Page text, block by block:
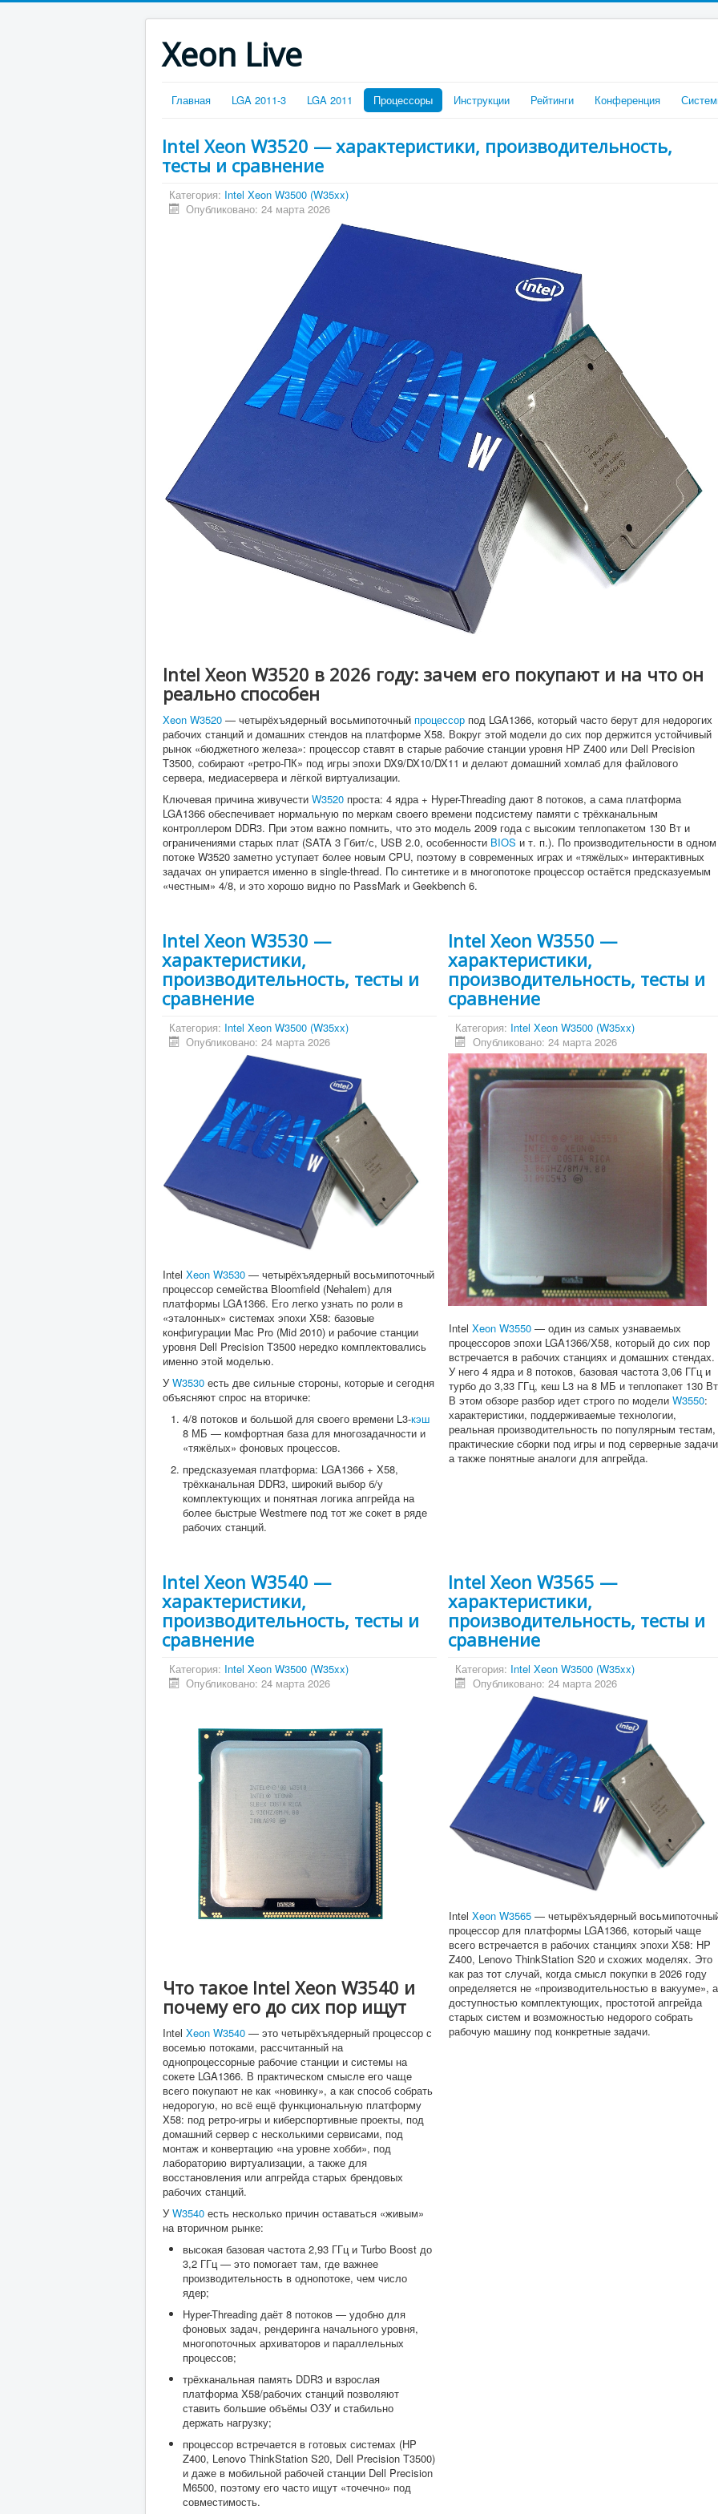
Xeon Live
Главная LGA 2011-3 LGA 2011 Процессоры Инструкции Рейтинги Конференция
Intel Xeon W3520 — характеристики, производительность,
тесты и сравнение
Категория: Intel Xeon W3500 (W35xx)
Опубликовано: 24 марта 2026
Intel Xeon W3520 в 2026 году: зачем его покупают и на что он
реально способен
Xeon W3520 — четырёхъядерный восьмипоточный процессор под LGA1366, который часто берут для недорогих
рабочих станций и домашних стендов на платформе X58. Вокруг этой модели до сих пор держится устойчивый
рынок «бюджетного железа»: процессор ставят в старые рабочие станции уровня HP Z400 или Dell Precision
T3500, собирают «ретро-ПК» под игры эпохи DX9/DX10/DX11 и делают домашний хомлаб для файлового
сервера, медиасервера и лёгкой виртуализации.
Ключевая причина живучести W3520 проста: 4 ядра + Hyper-Threading дают 8 потоков, а сама платформа
LGA1366 обеспечивает нормальную по меркам своего времени подсистему памяти с трёхканальным
контроллером DDR3. При этом важно помнить, что это модель 2009 года с высоким теплопакетом 130 Вт и
ограничениями старых плат (SATA 3 Гбит/с, USB 2.0, особенности BIOS и т. п.). По производительности в одном
потоке W3520 заметно уступает более новым CPU, поэтому в современных играх и «тяжёлых» интерактивных
задачах он упирается именно в single-thread. По синтетике и в многопотоке процессор остаётся предсказуемым
«честным» 4/8, и это хорошо видно по PassMark и Geekbench 6.
Intel Xeon W3530 —
характеристики,
производительность, тесты и
сравнение
Категория: Intel Xeon W3500 (W35xx)
Опубликовано: 24 марта 2026
Intel Xeon W3530 — четырёхъядерный восьмипоточный
процессор семейства Bloomfield (Nehalem) для
платформы LGA1366. Его легко узнать по роли в
«эталонных» системах эпохи X58: базовые
конфигурации Mac Pro (Mid 2010) и рабочие станции
уровня Dell Precision T3500 нередко комплектовались
именно этой моделью.
У W3530 есть две сильные стороны, которые и сегодня
объясняют спрос на вторичке:
4/8 потоков и большой для своего времени L3-кэш
8 МБ — комфортная база для многозадачности и
«тяжёлых» фоновых процессов.
предсказуемая платформа: LGA1366 + X58,
трёхканальная DDR3, широкий выбор б/у
комплектующих и понятная логика апгрейда на
более быстрые Westmere под тот же сокет в ряде
рабочих станций.
Intel Xeon W3550 —
характеристики,
производительность, тесты и
сравнение
Категория: Intel Xeon W3500 (W35xx)
Опубликовано: 24 марта 2026
IntelXeon W3550 — один из самых узнаваемых
процессоров эпохи LGA1366/X58, который до сих пор
встречается в рабочих станциях и домашних стендах.
У него 4 ядра и 8 потоков, базовая частота 3,06 ГГц и
турбо до 3,33 ГГц, кеш L3 на 8 МБ и теплопакет 130
В этом обзоре разбор идет строго по моделиW3550:
характеристики, поддерживаемые технологии,
реальная производительность по популярным тестам,
практические сборки под игры и под серверные
а также понятные аналоги для апгрейда.
Intel Xeon W3540 —
характеристики,
производительность, тесты и
сравнение
Категория: Intel Xeon W3500 (W35xx)
Опубликовано: 24 марта 2026
Что такое Intel Xeon W3540 и
почему его до сих пор ищут
Intel Xeon W3540 — это четырёхъядерный процессор с
восемью потоками, рассчитанный на
однопроцессорные рабочие станции и системы на
сокете LGA1366. В практическом смысле его чаще
всего покупают не как «новинку», а как способ собрать
недорогую, но всё ещё функциональную платформу
X58: под ретро-игры и киберспортивные проекты, под
домашний сервер с несколькими сервисами, под
монтаж и конвертацию «на уровне хобби», под
лабораторию виртуализации, а также для
восстановления или апгрейда старых брендовых
рабочих станций.
У W3540 есть несколько причин оставаться «живым»
на вторичном рынке:
высокая базовая частота 2,93 ГГц и Turbo Boost до
3,2 ГГц — это помогает там, где важнее
производительность в однопотоке, чем число
ядер;
Hyper-Threading даёт 8 потоков — удобно для
фоновых задач, рендеринга начального уровня,
многопоточных архиваторов и параллельных
процессов;
трёхканальная память DDR3 и взрослая
платформа X58/рабочих станций позволяют
ставить большие объёмы ОЗУ и стабильно
держать нагрузку;
процессор встречается в готовых системах (HP
Z400, Lenovo ThinkStation S20, Dell Precision T3500)
и даже в мобильной рабочей станции Dell Precision
M6500, поэтому его часто ищут «точечно» под
совместимость.
Intel Xeon W3565 —
характеристики,
производительность, тесты и
сравнение
Категория: Intel Xeon W3500 (W35xx)
Опубликовано: 24 марта 2026
IntelXeon W3565 — четырёхъядерный
процессор для платформы LGA1366, который чаще
всего встречается в рабочих станциях эпохи X58: HP
Z400, Lenovo ThinkStation S20 и схожих моделях. Это
как раз тот случай, когда смысл покупки в 2026 году
определяется не «производительностью в вакууме», а
доступностью комплектующих, простотой апгрейда
старых систем и возможностью недорого собрать
рабочую машину под конкретные задачи.